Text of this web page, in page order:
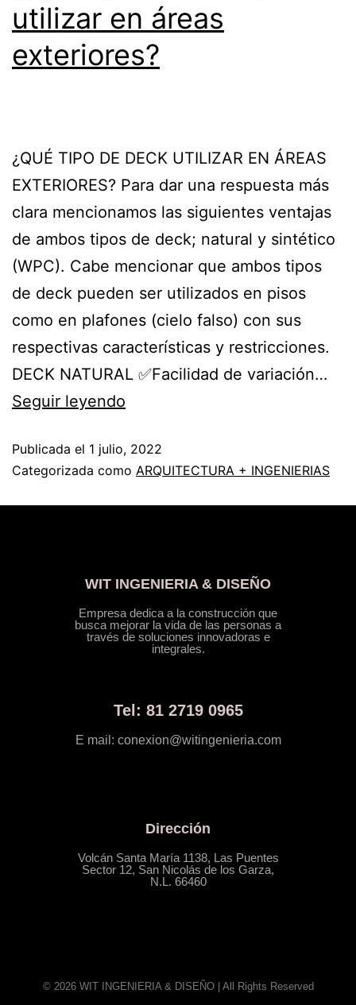
utilizar en áreas
exteriores?
¿QUÉ TIPO DE DECK UTILIZAR EN ÁREAS
EXTERIORES? Para dar una respuesta más
clara mencionamos las siguientes ventajas
de ambos tipos de deck; natural y sintético
(WPC). Cabe mencionar que ambos tipos
de deck pueden ser utilizados en pisos
como en plafones (cielo falso) con sus
respectivas características y restricciones.
DECK NATURAL ✅Facilidad de variación…
Seguir leyendo
Publicada el 1 julio, 2022
Categorizada como ARQUITECTURA + INGENIERIAS
WIT INGENIERIA & DISEÑO
Empresa dedica a la construcción que
busca mejorar la vida de las personas a
través de soluciones innovadoras e
integrales.
Tel: 81 2719 0965
E mail: conexion@witingenieria.com
Dirección
Volcán Santa María 1138, Las Puentes
Sector 12, San Nicolás de los Garza,
N.L. 66460
© 2026 WIT INGENIERIA & DISEÑO | All Rights Reserved